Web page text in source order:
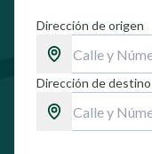
Dirección de origen
Dirección de destino